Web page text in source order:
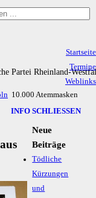
Partei Rheinland-
Startseite
Termine
Weblinks
Archiv
Impressum & Datenschutz
10.000 Atemmasken
INFO SCHLIESSEN
Neue
Beiträge
Tödliche
Kürzungen
und